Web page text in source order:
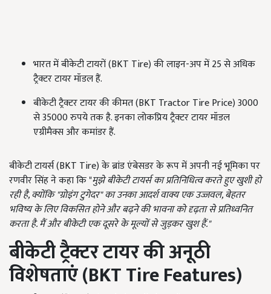
भारत में बीकेटी टायरों (BKT Tire) की लाइन-अप में 25 से अधिक
ट्रैक्टर टायर मॉडल हैं.
बीकेटी ट्रैक्टर टायर की कीमत (BKT Tractor Tire Price) 3000
से 35000 रुपये तक है. इनका लोकप्रिय ट्रैक्टर टायर मॉडल
एग्रीमैक्स और कमांडर हैं.
बीकेटी टायर्स (BKT Tire) के ब्रांड एंबेसडर के रूप में अपनी नई भूमिका पर
रणवीर सिंह ने कहा कि "मुझे बीकेटी टायर्स का प्रतिनिधित्व करते हुए खुशी हो
रही है,क्योंकि "ग्रोइंग टुगेदर" का उनका आदर्श वाक्य एक उज्जवल,बेहतर
भविष्य के लिए विकसित होने और बढ़ने की भावना को दृढ़ता से प्रतिध्वनित
करता है. मैं और बीकेटी एक दूसरे के मूल्यों से जुड़कर खुश हैं."
बीकेटी ट्रैक्टर टायर की अनूठी
विशेषताएं (BKT Tire Features)